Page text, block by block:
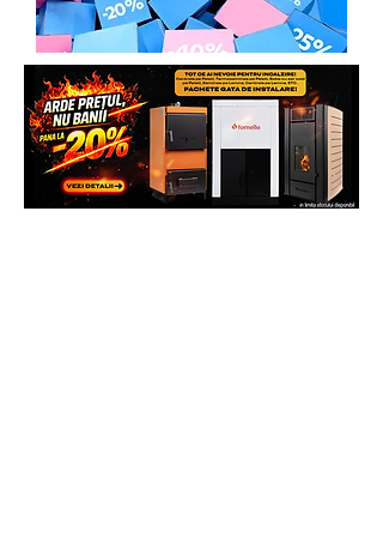
ITALIA STAR COM DUE - SERVICE
Adresa: Autostrada Bucuresti Pitesti km
13,2, Chiajna, Ilfov, Romania, C.P.
077040
Telefon: 0758.644.374/0755.090.519
Costul transportului, cat si reparatiile,
daca acestea fac obiectul garantiei, vor
fi suportate de catre Producator (se va